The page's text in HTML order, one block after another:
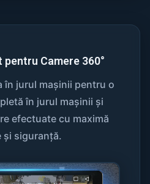
pentru Camere 360°
în jurul mașinii pentru o
în jurul mașinii și
efectuate cu maximă
și siguranță.